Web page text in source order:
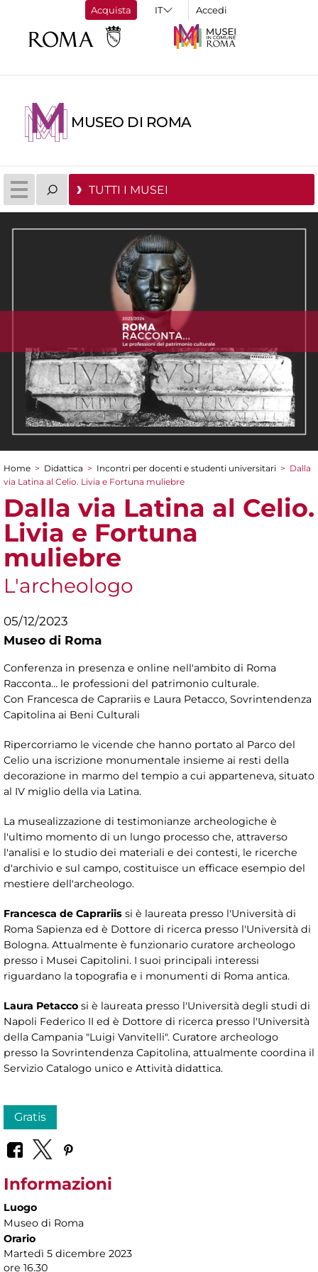
Acquista Accedi
MUSEO DI ROMA
TUTTI I MUSEI
Tu sei qui
Home > Didattica > Incontri per docenti e studenti universitari > Dalla
via Latina al Celio. Livia e Fortuna muliebre
Dalla via Latina al Celio.
Livia e Fortuna
muliebre
L'archeologo
05/12/2023
Museo di Roma
Conferenza in presenza e online nell'ambito di Roma
Racconta… le professioni del patrimonio culturale.
Con Francesca de Caprariis e Laura Petacco, Sovrintendenza
Capitolina ai Beni Culturali
Ripercorriamo le vicende che hanno portato al Parco del
Celio una iscrizione monumentale insieme ai resti della
decorazione in marmo del tempio a cui apparteneva, situato
al IV miglio della via Latina.
La musealizzazione di testimonianze archeologiche è
l'ultimo momento di un lungo processo che, attraverso
l'analisi e lo studio dei materiali e dei contesti, le ricerche
d'archivio e sul campo, costituisce un efficace esempio del
mestiere dell'archeologo.
Francesca de Caprariis si è laureata presso l'Università di
Roma Sapienza ed è Dottore di ricerca presso l'Università di
Bologna. Attualmente è funzionario curatore archeologo
presso i Musei Capitolini. I suoi principali interessi
riguardano la topografia e i monumenti di Roma antica.
Laura Petacco si è laureata presso l'Università degli studi di
Napoli Federico II ed è Dottore di ricerca presso l'Università
della Campania "Luigi Vanvitelli". Curatore archeologo
presso la Sovrintendenza Capitolina, attualmente coordina il
Servizio Catalogo unico e Attività didattica.
Gratis
Informazioni
Luogo
Museo di Roma
Orario
Martedì 5 dicembre 2023
ore 16.30